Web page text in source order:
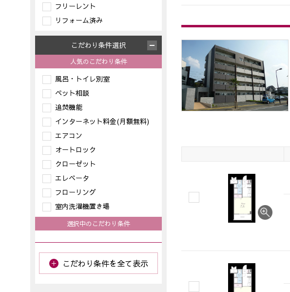
フリーレント
リフォーム済み
こだわり条件選択
人気のこだわり条件
風呂・トイレ別室
ペット相談
追焚機能
インターネット料金(月額無料)
エアコン
オートロック
クローゼット
エレベータ
フローリング
室内洗濯機置き場
選択中のこだわり条件
こだわり条件を全て表示